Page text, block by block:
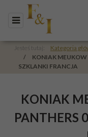
Menu
Jesteś tutaj: Kategoria
/
KONIAK MEUKOW
SZKLANKI FRANCJA
KONIAK
PANTHERS